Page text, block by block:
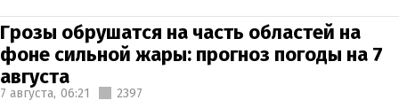
Грозы обрушатся на часть областей на
фоне сильной жары: прогноз погоды на 7
августа
7 августа, 06:21 2397